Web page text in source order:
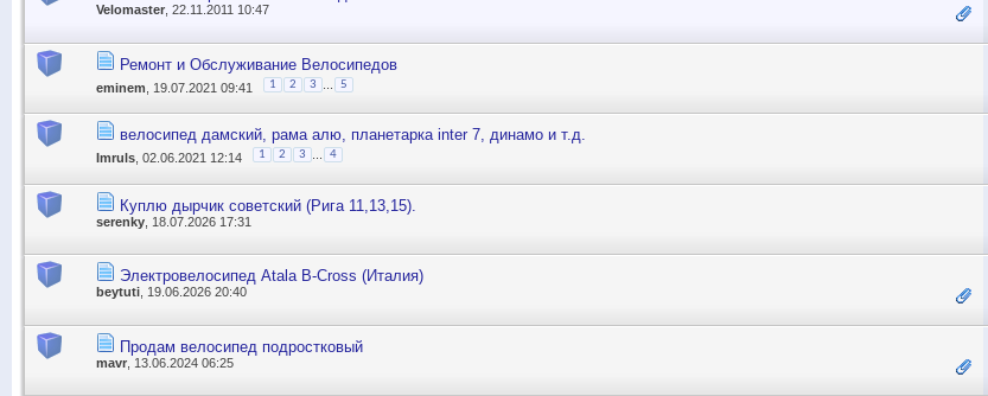
Velomaster , 22.11.2011 10:47
Ремонт и Обслуживание Велосипедов
eminem , 19.07.2021 09:41 1 2 3 5
велосипед дамский, рама алю, планетарка inter 7, динамо и т.д.
Imruls , 02.06.2021 12:14 1 2 3 4
Куплю дырчик советский (Рига 11,13,15).
serenky , 18.07.2026 17:31
Электровелосипед Atala B-Cross (Италия)
beytuti , 19.06.2026 20:40
Продам велосипед подростковый
mavr , 13.06.2024 06:25